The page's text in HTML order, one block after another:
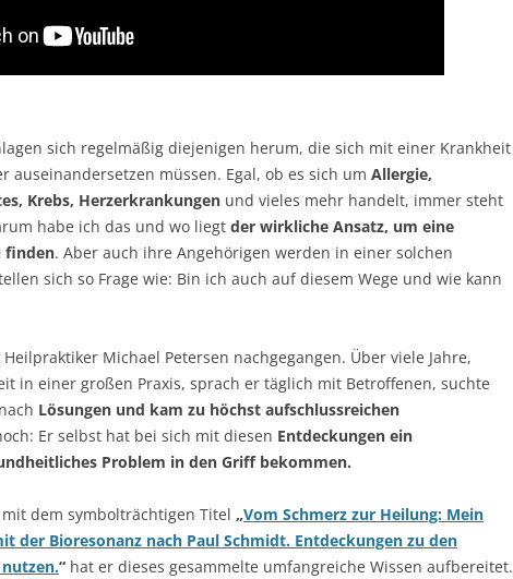
sich regelmäßig diejenigen herum, die sich mit einer Krankheit
auseinandersetzen müssen. Egal, ob es sich um Allergie,
Krebs, Herzerkrankungen und vieles mehr handelt, immer steht
habe ich das und wo liegt der wirkliche Ansatz, um eine
finden. Aber auch ihre Angehörigen werden in einer solchen
sich so Frage wie: Bin ich auch auf diesem Wege und wie kann
Michael Petersen nachgegangen. Über viele Jahre,
in einer großen Praxis, sprach er täglich mit Betroffenen, suchte
Lösungen und kam zu höchst aufschlussreichen
Er selbst hat bei sich mit diesen Entdeckungen ein
Problem in den Griff bekommen.
dem symbolträchtigen Titel „Vom Schmerz zur Heilung: Mein
der Bioresonanz nach Paul Schmidt. Entdeckungen zu den
“ hat er dieses gesammelte umfangreiche Wissen aufbereitet.